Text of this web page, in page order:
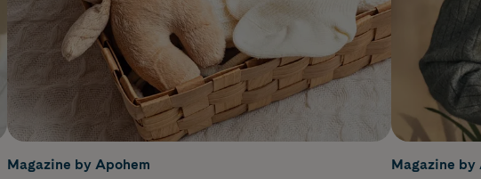
Magazine by Apohem Magazine by